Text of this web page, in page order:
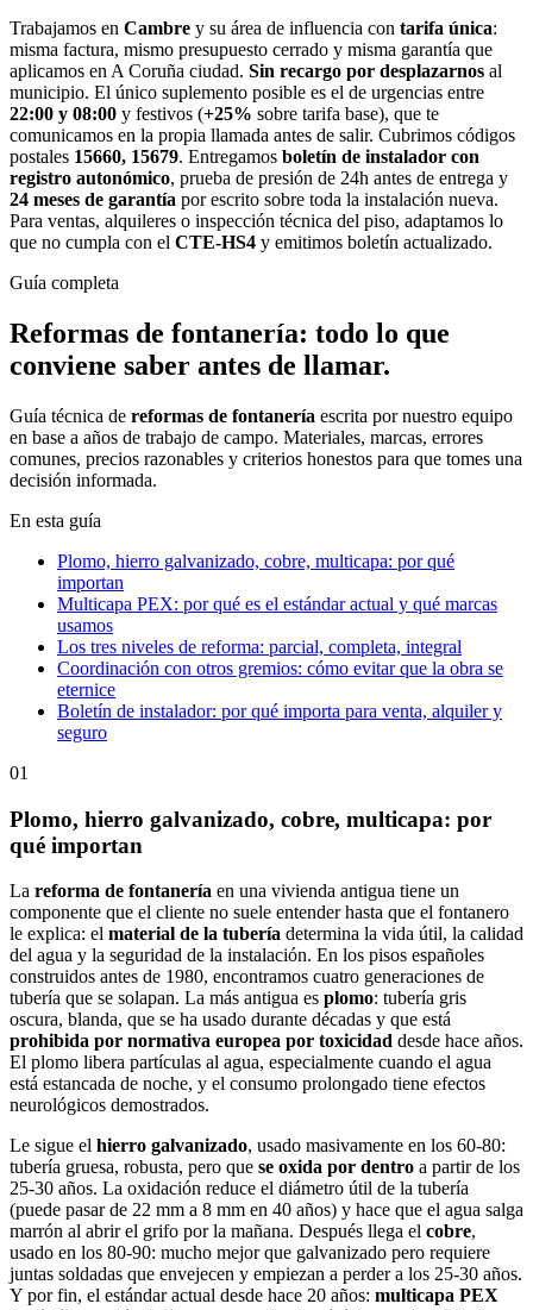
Trabajamos en Cambre y su área de influencia con tarifa única:
misma factura, mismo presupuesto cerrado y misma garantía que
aplicamos en A Coruña ciudad. Sin recargo por desplazarnos al
municipio. El único suplemento posible es el de urgencias entre
22:00 y 08:00 y festivos (+25% sobre tarifa base), que te
comunicamos en la propia llamada antes de salir. Cubrimos códigos
postales 15660, 15679. Entregamos boletín de instalador con
registro autonómico, prueba de presión de 24h antes de entrega y
24 meses de garantía por escrito sobre toda la instalación nueva.
Para ventas, alquileres o inspección técnica del piso, adaptamos lo
que no cumpla con el CTE-HS4 y emitimos boletín actualizado.
Guía completa
Reformas de fontanería: todo lo que
conviene saber antes de llamar.
Guía técnica de reformas de fontanería escrita por nuestro equipo
en base a años de trabajo de campo. Materiales, marcas, errores
comunes, precios razonables y criterios honestos para que tomes una
decisión informada.
En esta guía
Plomo, hierro galvanizado, cobre, multicapa: por qué
importan
Multicapa PEX: por qué es el estándar actual y qué marcas
usamos
Los tres niveles de reforma: parcial, completa, integral
Coordinación con otros gremios: cómo evitar que la obra se
eternice
Boletín de instalador: por qué importa para venta, alquiler y
seguro
01
Plomo, hierro galvanizado, cobre, multicapa: por
qué importan
La reforma de fontanería en una vivienda antigua tiene un
componente que el cliente no suele entender hasta que el fontanero
le explica: el material de la tubería determina la vida útil, la calidad
del agua y la seguridad de la instalación. En los pisos españoles
construidos antes de 1980, encontramos cuatro generaciones de
tubería que se solapan. La más antigua es plomo: tubería gris
oscura, blanda, que se ha usado durante décadas y que está
prohibida por normativa europea por toxicidad desde hace años.
El plomo libera partículas al agua, especialmente cuando el agua
está estancada de noche, y el consumo prolongado tiene efectos
neurológicos demostrados.
Le sigue el hierro galvanizado, usado masivamente en los 60-80:
tubería gruesa, robusta, pero que se oxida por dentro a partir de los
25-30 años. La oxidación reduce el diámetro útil de la tubería
(puede pasar de 22 mm a 8 mm en 40 años) y hace que el agua salga
marrón al abrir el grifo por la mañana. Después llega el cobre,
usado en los 80-90: mucho mejor que galvanizado pero requiere
juntas soldadas que envejecen y empiezan a perder a los 25-30 años.
Y por fin, el estándar actual desde hace 20 años: multicapa PEX